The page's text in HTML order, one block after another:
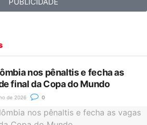
PUBLICIDADE
nos pênaltis e fecha as
final da Copa do Mundo
de 2026 0